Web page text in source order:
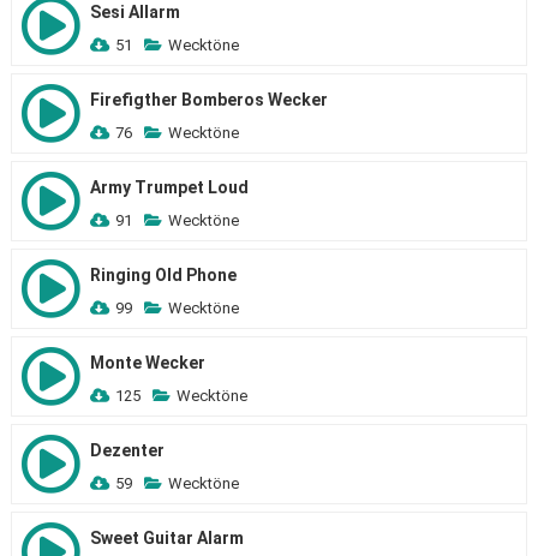
Sesi Allarm
51 Wecktöne
Firefigther Bomberos Wecker
76 Wecktöne
Army Trumpet Loud
91 Wecktöne
Ringing Old Phone
99 Wecktöne
Monte Wecker
125 Wecktöne
Dezenter
59 Wecktöne
Sweet Guitar Alarm